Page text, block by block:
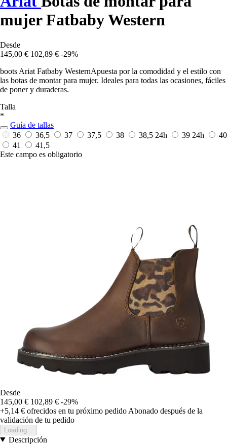
mujer Fatbaby Western
Desde
145,00 € 102,89 € -29%
boots Ariat Fatbaby WesternApuesta por la comodidad y el estilo con
las botas de montar para mujer. Ideales para todas las ocasiones, fáciles
de poner y duraderas.
Talla
*
Guía de tallas
36
36,5 37 37,5 38 38,5 24h 39 24h
40
41
41,5
Este campo es obligatorio
Desde
145,00 € 102,89 € -29%
+5,14 € ofrecidos en tu próximo pedido Abonado después de la
validación de tu pedido
Loading...
Descripción